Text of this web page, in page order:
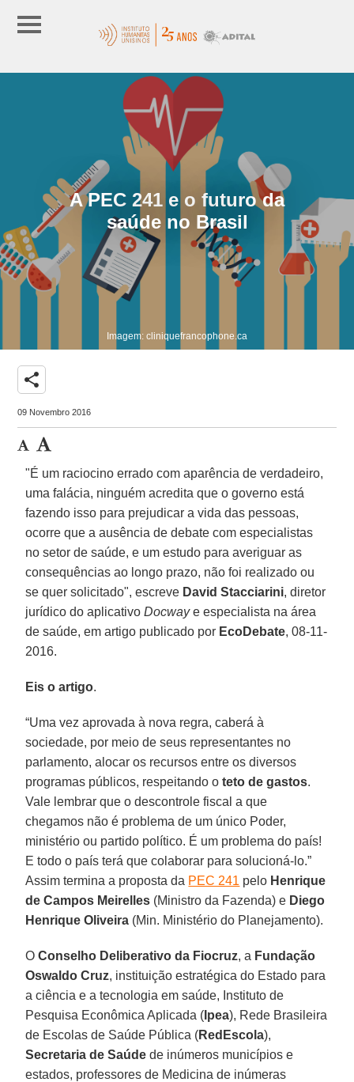
A PEC 241 e o futuro da
saúde no Brasil
Imagem: cliniquefrancophone.ca
share
09 Novembro 2016
"É um raciocino errado com aparência de verdadeiro,
uma falácia, ninguém acredita que o governo está
fazendo isso para prejudicar a vida das pessoas,
ocorre que a ausência de debate com especialistas
no setor de saúde, e um estudo para averiguar as
consequências ao longo prazo, não foi realizado ou
se quer solicitado", escreve David Stacciarini, diretor
jurídico do aplicativoDocwaye especialista na área
de saúde, em artigo publicado por EcoDebate, 08-11-
2016.
Eis o artigo.
“Uma vez aprovada à nova regra, caberá à
sociedade, por meio de seus representantes no
parlamento, alocar os recursos entre os diversos
programas públicos, respeitando oteto de gastos.
Vale lembrar que o descontrole fiscal a que
chegamos não é problema de um único Poder,
ministério ou partido político. É um problema do país!
E todo o país terá que colaborar para solucioná-lo.”
Assim termina a proposta da PEC 241 pelo Henrique
de Campos Meirelles (Ministro da Fazenda) e Diego
Henrique Oliveira (Min. Ministério do Planejamento).
OConselho Deliberativo da Fiocruz, a Fundação
Oswaldo Cruz, instituição estratégica do Estado para
a ciência e a tecnologia em saúde, Instituto de
Pesquisa Econômica Aplicada ( Ipea), Rede Brasileira
de Escolas de Saúde Pública (RedEscola),
Secretaria de Saúde de inúmeros municípios e
estados, professores de Medicina de inúmeras